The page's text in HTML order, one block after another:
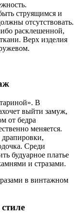
струящимся и
отсутствовать.
расклешенной,
Верх изделия
В
выйти замуж,
от бедра
меняется.
Среди
будуарное платье
и стразами.
в винтажном